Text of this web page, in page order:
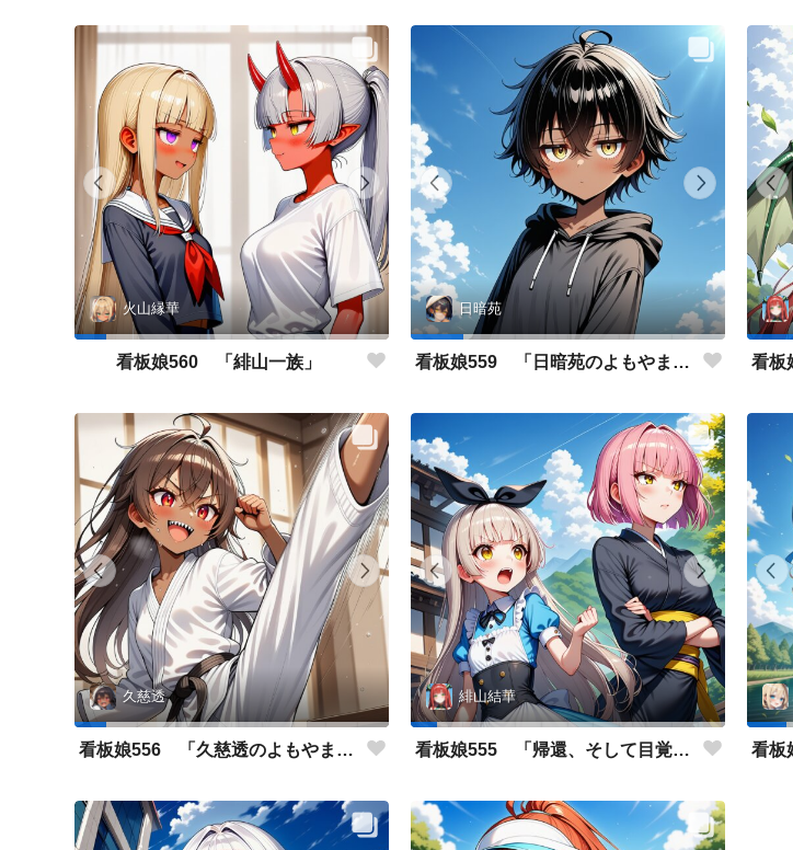
火山縁華
看板娘560 「緋山一族」
日暗苑
看板娘559 「日暗苑のよもやま話」
久慈透
看板娘556 「久慈透のよもやま話」
緋山結華
看板娘555 「帰還、そして目覚め。」